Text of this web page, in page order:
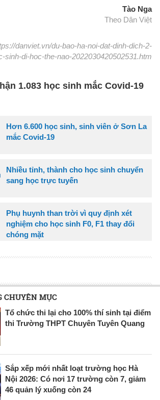
Tào Nga
Theo Dân Việt
danviet.vn/du-bao-ha-noi-dat-dinh-dich-2-
sinh-di-hoc-the-nao-2022030420502531.htm
1.083 học sinh mắc Covid-19
Hơn 6.600 học sinh, sinh viên ở Sơn La
mắc Covid-19
Nhiều tỉnh, thành cho học sinh chuyển
sang học trực tuyến
Phụ huynh than trời vì quy định xét
nghiệm cho học sinh F0, F1 thay đổi
chóng mặt
CHUYÊN MỤC
Tổ chức thi lại cho 100% thí sinh tại điểm
thi Trường THPT Chuyên Tuyên Quang
Sắp xếp mới nhất loạt trường học Hà
Nội 2026: Có nơi 17 trường còn 7, giảm
46 quản lý xuống còn 24